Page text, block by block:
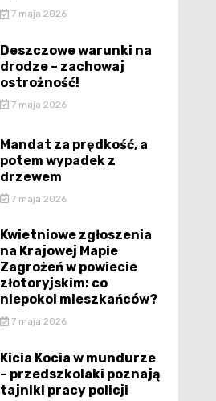
7 maja 2026
Deszczowe warunki na
drodze – zachowaj
ostrożność!
7 maja 2026
Mandat za prędkość, a
potem wypadek z
drzewem
7 maja 2026
Kwietniowe zgłoszenia
na Krajowej Mapie
Zagrożeń w powiecie
złotoryjskim: co
niepokoi mieszkańców?
7 maja 2026
Kicia Kocia w mundurze
– przedszkolaki poznają
tajniki pracy policji